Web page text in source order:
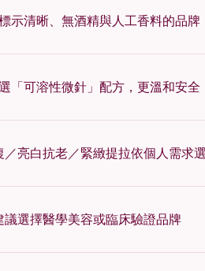
示清晰、無酒精與人工香料的品牌
「可溶性微針」配方，更溫和安全
／亮白抗老／緊緻提拉依個人需求
議選擇醫學美容或臨床驗證品牌